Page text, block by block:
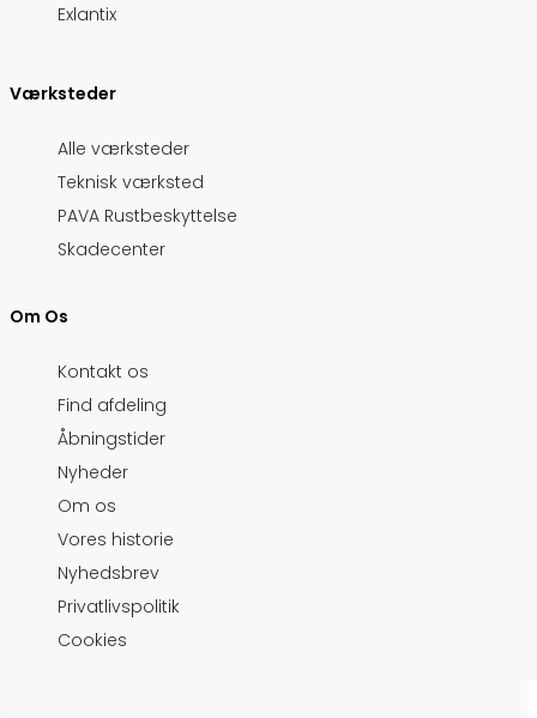
Exlantix
Værksteder
Alle værksteder
Teknisk værksted
PAVA Rustbeskyttelse
Skadecenter
Om Os
Kontakt os
Find afdeling
Åbningstider
Nyheder
Om os
Vores historie
Nyhedsbrev
Privatlivspolitik
Cookies